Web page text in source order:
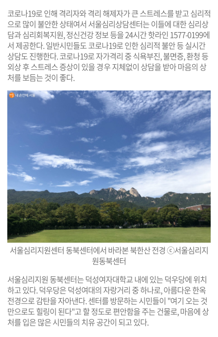
코로나19로 인해 격리자와 격리 해제자가 큰 스트레스를 받고 심리적
으로 많이 불안한 상태여서 서울심리상담센터는 이들에 대한 심리상
담과 심리회복지원, 정신건강 정보 등을 24시간 핫라인 1577-0199에
서 제공한다. 일반시민들도 코로나19로 인한 심리적 불안 등 실시간
상담도 진행한다. 코로나19로 자가격리 중 식욕부진, 불면증, 환청 등
외상 후 스트레스 증상이 있을 경우 지체없이 상담을 받아 마음의 상
처를 보듬는 것이 좋다.
서울심리지원센터 동북센터에서 바라본 북한산 전경 ⓒ서울심리지
원동북센터
서울심리지원 동북센터는 덕성여자대학교 내에 있는 덕우당에 위치
하고 있다. 덕우당은 덕성여대의 자랑거리 중 하나로, 아름다운 한옥
전경으로 감탄을 자아낸다. 센터를 방문하는 시민들이 "여기 오는 것
만으로도 힐링이 된다"고 할 정도로 편안함을 주는 건물로, 마음에 상
처를 입은 많은 시민들의 치유 공간이 되고 있다.